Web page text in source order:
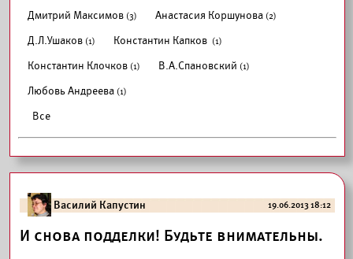
Дмитрий Максимов (3) Анастасия Коршунова (2)
Д.Л.Ушаков (1) Константин Капков (1)
Константин Клочков (1) В.А.Спановский (1)
Любовь Андреева (1)
Все
Василий Капустин 19.06.2013 18:12
И снова подделки! Будьте внимательны.